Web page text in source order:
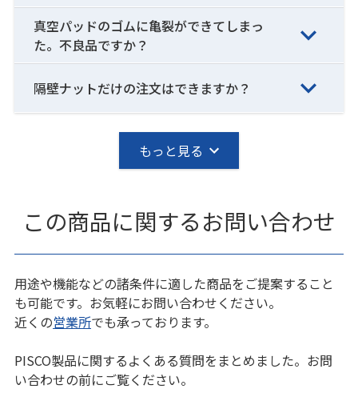
真空パッドのゴムに亀裂ができてしまっ
た。不良品ですか？
隔壁ナットだけの注文はできますか？
もっと見る
この商品に関するお問い合わせ
用途や機能などの諸条件に適した商品をご提案すること
も可能です。お気軽にお問い合わせください。
近くの営業所でも承っております。
PISCO製品に関するよくある質問をまとめました。お問
い合わせの前にご覧ください。